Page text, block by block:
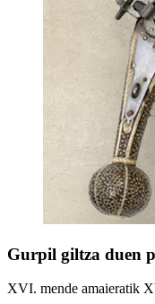
Gurpil giltza duen
XVI. mende amaieratik